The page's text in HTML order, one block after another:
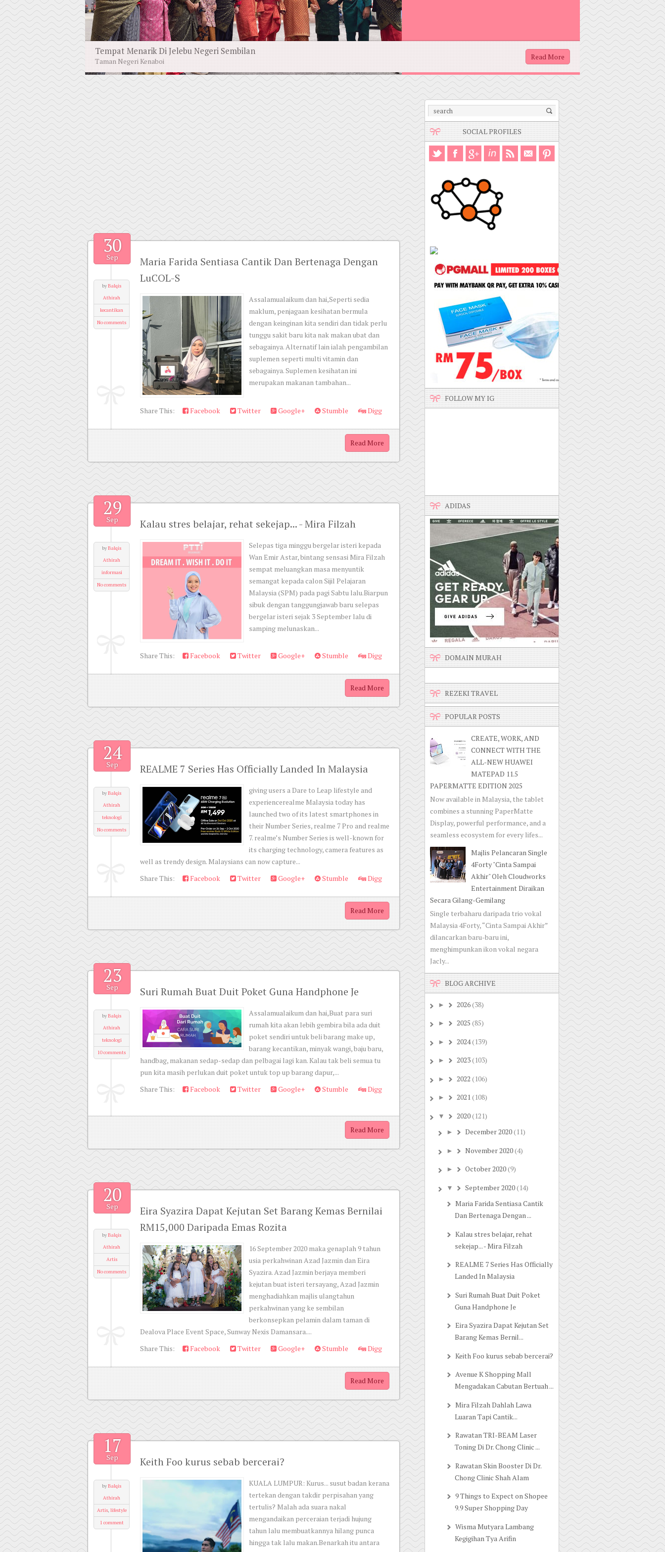
Read More
Tempat Menarik Di Jelebu Negeri Sembilan
Taman Negeri Kenaboi
30
Sep
byBalqis
Athirah
kecantikan
No comments
Maria Farida Sentiasa Cantik Dan Bertenaga Dengan
LuCOL-S
Assalamualaikum dan hai,Seperti sedia
maklum, penjagaan kesihatan bermula
dengan keinginan kita sendiri dan tidak perlu
tunggu sakit baru kita nak makan ubat dan
sebagainya. Alternatif lain ialah pengambilan
suplemen seperti multi vitamin dan
sebagainya. Suplemen kesihatan ini
merupakan makanan tambahan...
Share This: Facebook Twitter Google+ Stumble Digg
Read More
29
Sep
byBalqis
Athirah
informasi
No comments
Kalau stres belajar, rehat sekejap... - Mira Filzah
Selepas tiga minggu bergelar isteri kepada
Wan Emir Astar, bintang sensasi Mira Filzah
sempat meluangkan masa menyuntik
semangat kepada calon Sijil Pelajaran
Malaysia (SPM) pada pagi Sabtu lalu.Biarpun
sibuk dengan tanggungjawab baru selepas
bergelar isteri sejak 3 September lalu di
samping melunaskan...
Share This: Facebook Twitter Google+ Stumble Digg
Read More
24
Sep
byBalqis
Athirah
teknologi
No comments
REALME 7 Series Has Officially Landed In Malaysia
giving users a Dare to Leap lifestyle and
experiencerealme Malaysia today has
launched two of its latest smartphones in
their Number Series, realme 7 Pro and realme
7. realme’s Number Series is well-known for
its charging technology, camera features as
well as trendy design. Malaysians can now capture...
Share This:
Facebook Twitter Google+ Stumble Digg
Read More
23
Sep
byBalqis
Athirah
teknologi
10 comments
Suri Rumah Buat Duit Poket Guna Handphone Je
Assalamualaikum dan hai,Buat para suri
rumah kita akan lebih gembira bila ada duit
poket sendiri untuk beli barang make up,
barang kecantikan, minyak wangi, baju baru,
handbag, makanan sedap-sedap dan pelbagai lagi kan. Kalau tak beli semua tu
pun kita masih perlukan duit poket untuk top up barang dapur,...
Share This:
Facebook Twitter Google+ Stumble Digg
Read More
20
Sep
byBalqis
Athirah
Artis
No comments
Eira Syazira Dapat Kejutan Set Barang Kemas Bernilai
RM15,000 Daripada Emas Rozita
16 September 2020 maka genaplah 9 tahun
usia perkahwinan Azad Jazmin dan Eira
Syazira. Azad Jazmin berjaya memberi
kejutan buat isteri tersayang, Azad Jazmin
menghadiahkan majlis ulangtahun
perkahwinan yang ke sembilan
berkonsepkan pelamin dalam taman di
Dealova Place Event Space, Sunway Nexis Damansara....
Share This:
Facebook Twitter Google+ Stumble Digg
Read More
17
Sep
byBalqis
Athirah
Artis, lifestyle
1 comment
Keith Foo kurus sebab bercerai?
KUALA LUMPUR: Kurus... susut badan kerana
tertekan dengan takdir perpisahan yang
tertulis? Malah ada suara nakal
mengandaikan perceraian terjadi hujung
tahun lalu membuatkannya hilang punca
hingga tak lalu makan.Benarkah itu antara
SOCIAL PROFILES
FOLLOW MY IG
ADIDAS
DOMAIN MURAH
REZEKI TRAVEL
POPULAR POSTS
CREATE, WORK, AND
CONNECT WITH THE
ALL-NEW HUAWEI
MATEPAD 11.5
PAPERMATTE EDITION 2025
Now available in Malaysia, the tablet
combines a stunning PaperMatte
Display, powerful performance, and a
seamless ecosystem for every lifes...
Majlis Pelancaran Single
4Forty "Cinta Sampai
Akhir" Oleh Cloudworks
Entertainment Diraikan
Secara Gilang-Gemilang
Single terbaharu daripada trio vokal
Malaysia 4Forty, “Cinta Sampai Akhir”
dilancarkan baru-baru ini,
menghimpunkan ikon vokal negara
Jacly...
BLOG ARCHIVE
► 2026(38)
► 2025 (85)
► 2024(139)
► 2023(103)
► 2022 (106)
► 2021(108)
▼ 2020(121)
► December 2020(11)
► November 2020(4)
► October 2020(9)
▼ September 2020(14)
Maria Farida Sentiasa Cantik
Dan Bertenaga Dengan ...
Kalau stres belajar, rehat
sekejap... - Mira Filzah
REALME 7 Series Has Officially
Landed In Malaysia
Suri Rumah Buat Duit Poket
Guna Handphone Je
Eira Syazira Dapat Kejutan Set
Barang Kemas Bernil...
Keith Foo kurus sebab bercerai?
Avenue K Shopping Mall
Mengadakan Cabutan Bertuah ...
Mira Filzah Dahlah Lawa
Luaran Tapi Cantik...
Rawatan TRI-BEAM Laser
Toning Di Dr. Chong Clinic ...
Rawatan Skin Booster Di Dr.
Chong Clinic Shah Alam
9 Things to Expect on Shopee
9.9 Super Shopping Day
Wisma Mutyara Lambang
Kegigihan Tya Arifin